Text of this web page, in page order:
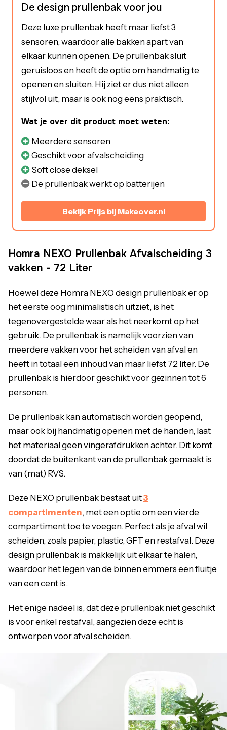
De design prullenbak voor jou
Deze luxe prullenbak heeft maar liefst 3
sensoren, waardoor alle bakken apart van
elkaar kunnen openen. De prullenbak sluit
geruisloos en heeft de optie om handmatig te
openen en sluiten. Hij ziet er dus niet alleen
stijlvol uit, maar is ook nog eens praktisch.
Wat je over dit product moet weten:
Meerdere sensoren
Geschikt voor afvalscheiding
Soft close deksel
De prullenbak werkt op batterijen
Bekijk Prijs bij Makeover.nl
Homra NEXO Prullenbak Afvalscheiding 3
vakken - 72 Liter
Hoewel deze Homra NEXO design prullenbak er op
het eerste oog minimalistisch uitziet, is het
tegenovergestelde waar als het neerkomt op het
gebruik. De prullenbak is namelijk voorzien van
meerdere vakken voor het scheiden van afval en
heeft in totaal een inhoud van maar liefst 72 liter. De
prullenbak is hierdoor geschikt voor gezinnen tot 6
personen.
De prullenbak kan automatisch worden geopend,
maar ook bij handmatig openen met de handen, laat
het materiaal geen vingerafdrukken achter. Dit komt
doordat de buitenkant van de prullenbak gemaakt is
van (mat) RVS.
Deze NEXO prullenbak bestaat uit3
compartimenten, met een optie om een vierde
compartiment toe te voegen. Perfect als je afval wil
scheiden, zoals papier, plastic, GFT en restafval. Deze
design prullenbak is makkelijk uit elkaar te halen,
waardoor het legen van de binnen emmers een fluitje
van een cent is.
Het enige nadeel is, dat deze prullenbak niet geschikt
is voor enkel restafval, aangezien deze echt is
ontworpen voor afval scheiden.